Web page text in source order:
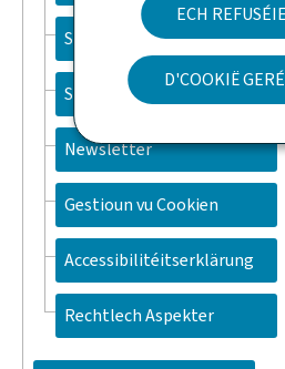
ECH
D'COOKIË
Sitemap
Sich
Newsletter
Gestioun vu Cookien
Accessibilitéitserklärung
Rechtlech Aspekter